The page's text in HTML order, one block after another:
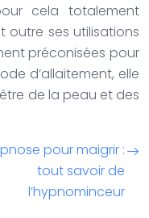
cela totalement
ses utilisations
préconisées pour
d’allaitement, elle
de la peau et des
pour maigrir :
tout savoir de
l’hypnominceur